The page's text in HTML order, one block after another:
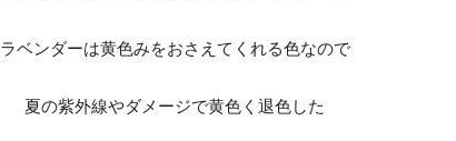
ラベンダーは黄色みをおさえてくれる色なので
夏の紫外線やダメージで黄色く退色した